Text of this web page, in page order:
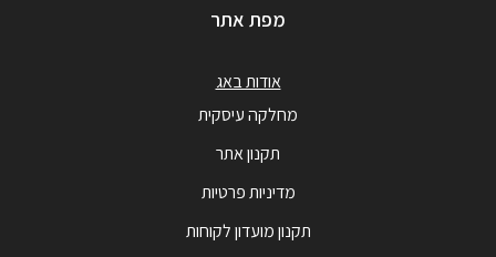
מפת אתר
אודות באג
מחלקה עיסקית
תקנון אתר
מדיניות פרטיות
תקנון מועדון לקוחות